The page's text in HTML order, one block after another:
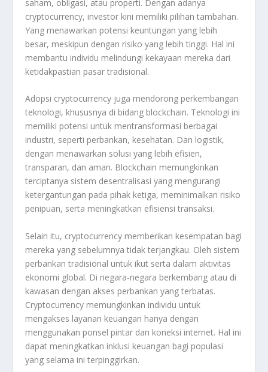
saham, obligasi, atau properti. Dengan adanya
cryptocurrency, investor kini memiliki pilihan tambahan.
Yang menawarkan potensi keuntungan yang lebih
besar, meskipun dengan risiko yang lebih tinggi. Hal ini
membantu individu melindungi kekayaan mereka dari
ketidakpastian pasar tradisional.
Adopsi cryptocurrency juga mendorong perkembangan
teknologi, khususnya di bidang blockchain. Teknologi ini
memiliki potensi untuk mentransformasi berbagai
industri, seperti perbankan, kesehatan. Dan logistik,
dengan menawarkan solusi yang lebih efisien,
transparan, dan aman. Blockchain memungkinkan
terciptanya sistem desentralisasi yang mengurangi
ketergantungan pada pihak ketiga, meminimalkan risiko
penipuan, serta meningkatkan efisiensi transaksi.
Selain itu, cryptocurrency memberikan kesempatan bagi
mereka yang sebelumnya tidak terjangkau. Oleh sistem
perbankan tradisional untuk ikut serta dalam aktivitas
ekonomi global. Di negara-negara berkembang atau di
kawasan dengan akses perbankan yang terbatas.
Cryptocurrency memungkinkan individu untuk
mengakses layanan keuangan hanya dengan
menggunakan ponsel pintar dan koneksi internet. Hal ini
dapat meningkatkan inklusi keuangan bagi populasi
yang selama ini terpinggirkan.